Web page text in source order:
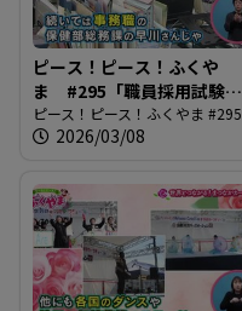
ピース！ピース！ふくや
ま #295「職員採用試験、
募集始まる」
ピース！ピース！ふくやま #295
2026/03/08